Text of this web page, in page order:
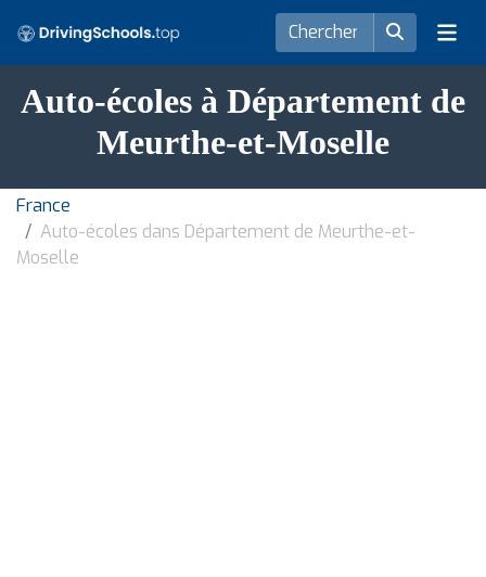
Auto-écoles à Département de
Meurthe-et-Moselle
France
Auto-écoles dans Département de Meurthe-et-
Moselle